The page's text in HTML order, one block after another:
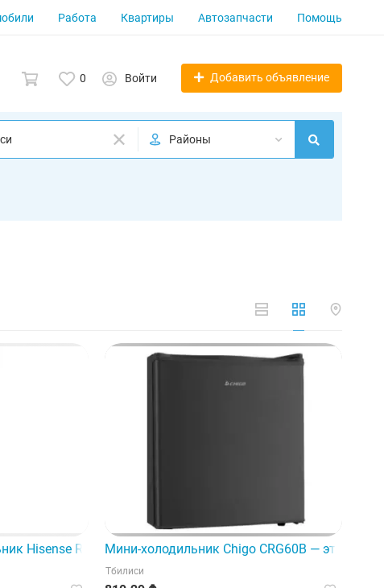
Работа Квартиры Автозапчасти Помощь
0 Войти Добавить объявление
Районы
тех, кто ищет комфортное и экономичное решение.
Hisense RS-31Wcq — это современное и практичное
Мини-холодильник Chigo CRG60B — это
Тбилиси